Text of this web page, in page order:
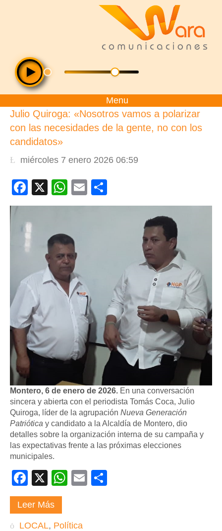
Menu
Julio Quiroga: «Nosotros vamos a polarizar
con las necesidades de la gente, no con los
candidatos»
miércoles 7 enero 2026 06:59
Facebook
X WhatsApp
Email
Montero, 6 de enero de 2026. En una conversación
sincera y abierta con el periodista Tomás Coca, Julio
Quiroga, líder de la agrupación Nueva Generación
Patriótica y candidato a la Alcaldía de Montero, dio
detalles sobre la organización interna de su campaña y
las expectativas frente a las próximas elecciones
municipales.
Facebook
X WhatsApp
Email
Leer Más
LOCAL, Política